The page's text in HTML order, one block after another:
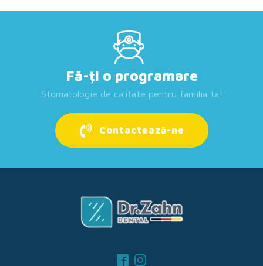
Fă-ți o programare
Stomatologie de calitate pentru familia ta!
Contactează-ne